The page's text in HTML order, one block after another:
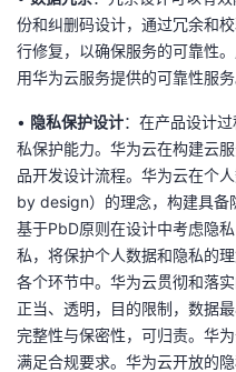
份和纠删码设计，通过冗余和
行修复，以确保服务的可靠性。
用华为云服务提供的可靠性服务
• 隐私保护设计： 在产品设计
私保护能力。华为云在构建云
品开发设计流程。 华为云在个
by design） 的理念，构建具备
基于PbD原则在设计中考虑隐
私，将保护个人数据和隐私的
各个环节中。 华为云贯彻和落
正当、透明，目的限制，数据
完整性与保密性，可归责。 华
满足合规要求。 华为云开放的